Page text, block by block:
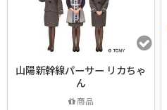
山陽新幹線パーサー リカちゃ
ん
商品